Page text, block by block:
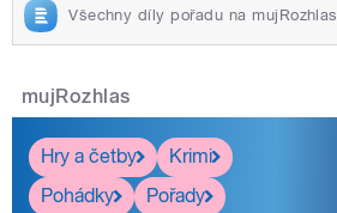
Všechny díly pořadu na mujRozhlas
mujRozhlas
Hry a četby
Krimi
Pohádky
Pořady